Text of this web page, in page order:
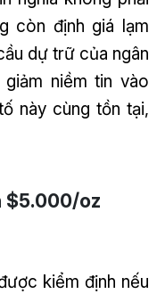
còn định giá lạm
dự trữ của ngân
niềm tin vào
này cùng tồn tại,
$5.000/oz
kiểm định nếu